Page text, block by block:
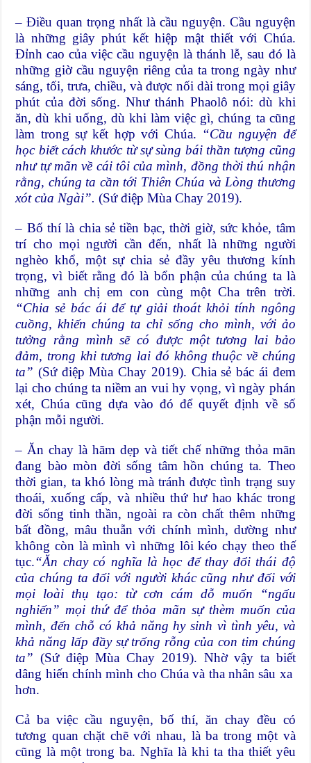
– Điều quan trọng nhất là cầu nguyện. Cầu nguyện
là những giây phút kết hiệp mật thiết với Chúa.
Đỉnh cao của việc cầu nguyện là thánh lễ, sau đó là
những giờ cầu nguyện riêng của ta trong ngày như
sáng, tối, trưa, chiều, và được nối dài trong mọi giây
phút của đời sống. Như thánh Phaolô nói: dù khi
ăn, dù khi uống, dù khi làm việc gì, chúng ta cũng
làm trong sự kết hợp với Chúa. “Cầu nguyện để
học biết cách khước từ sự sùng bái thần tượng cũng
như tự mãn về cái tôi của mình, đồng thời thú nhận
rằng, chúng ta cần tới Thiên Chúa và Lòng thương
xót của Ngài”. (Sứ điệp Mùa Chay 2019).
– Bố thí là chia sẻ tiền bạc, thời giờ, sức khỏe, tâm
trí cho mọi người cần đến, nhất là những người
nghèo khổ, một sự chia sẻ đầy yêu thương kính
trọng, vì biết rằng đó là bổn phận của chúng ta là
những anh chị em con cùng một Cha trên trời.
“Chia sẻ bác ái để tự giải thoát khỏi tính ngông
cuồng, khiến chúng ta chỉ sống cho mình, với ảo
tưởng rằng mình sẽ có được một tương lai bảo
đảm, trong khi tương lai đó không thuộc về chúng
ta” (Sứ điệp Mùa Chay 2019). Chia sẻ bác ái đem
lại cho chúng ta niềm an vui hy vọng, vì ngày phán
xét, Chúa cũng dựa vào đó để quyết định về số
phận mỗi người.
– Ăn chay là hãm dẹp và tiết chế những thỏa mãn
đang bào mòn đời sống tâm hồn chúng ta. Theo
thời gian, ta khó lòng mà tránh được tình trạng suy
thoái, xuống cấp, và nhiều thứ hư hao khác trong
đời sống tinh thần, ngoài ra còn chất thêm những
bất đồng, mâu thuẫn với chính mình, dường như
không còn là mình vì những lôi kéo chạy theo thế
tục.“Ăn chay có nghĩa là học để thay đổi thái độ
của chúng ta đối với người khác cũng như đối với
mọi loài thụ tạo: từ cơn cám dỗ muốn “ngấu
nghiến” mọi thứ để thỏa mãn sự thèm muốn của
mình, đến chỗ có khả năng hy sinh vì tình yêu, và
khả năng lấp đầy sự trống rỗng của con tim chúng
ta” (Sứ điệp Mùa Chay 2019). Nhờ vậy ta biết
dâng hiến chính mình cho Chúa và tha nhân sâu xa
hơn.
Cả ba việc cầu nguyện, bố thí, ăn chay đều có
tương quan chặt chẽ với nhau, là ba trong một và
cũng là một trong ba. Nghĩa là khi ta tha thiết yêu